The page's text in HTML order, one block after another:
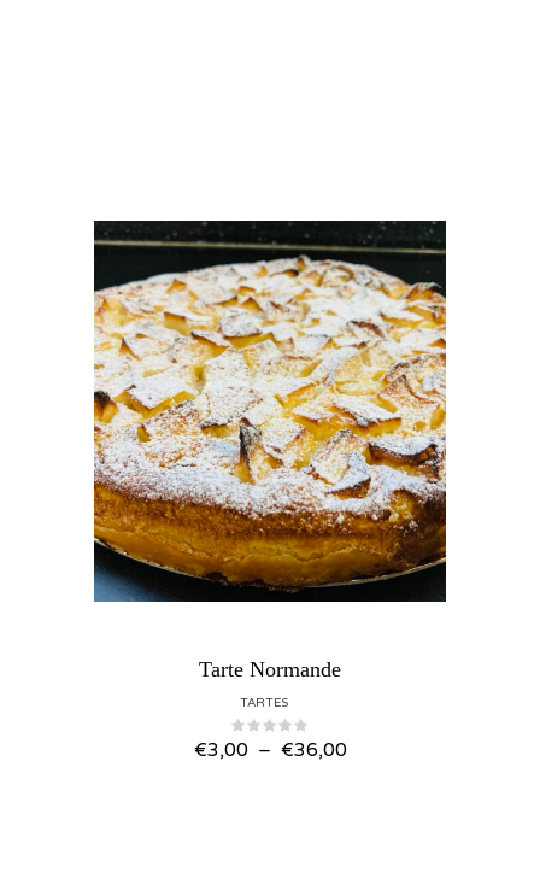
Tarte Normande
TARTES
€3,00 – €36,00Plage